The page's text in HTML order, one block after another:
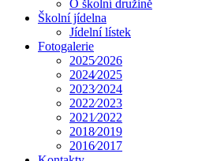
O školní družině
Školní jídelna
Jídelní lístek
Fotogalerie
2025⁄2026
2024⁄2025
2023⁄2024
2022⁄2023
2021⁄2022
2018⁄2019
2016⁄2017